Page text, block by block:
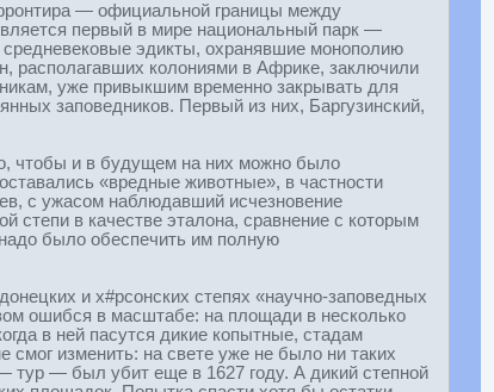
— официальной границы между
первый в мире национальный парк —
эдикты, охранявшие монополию
располагавших колониями в Африке, заключили
уже привыкшим временно закрывать для
заповедников. Первый из них, Баргузинский,
чтобы и в будущем на них можно было
«вредные животные», в частности
с ужасом наблюдавший исчезновение
степи в качестве эталона, сравнение с которым
было обеспечить им полную
и х#рсонских степях «научно-заповедных
ошибся в масштабе: на площади в несколько
в ней пасутся дикие копытные, стадам
изменить: на свете уже не было ни таких
тур — был убит еще в 1627 году. А дикий степной